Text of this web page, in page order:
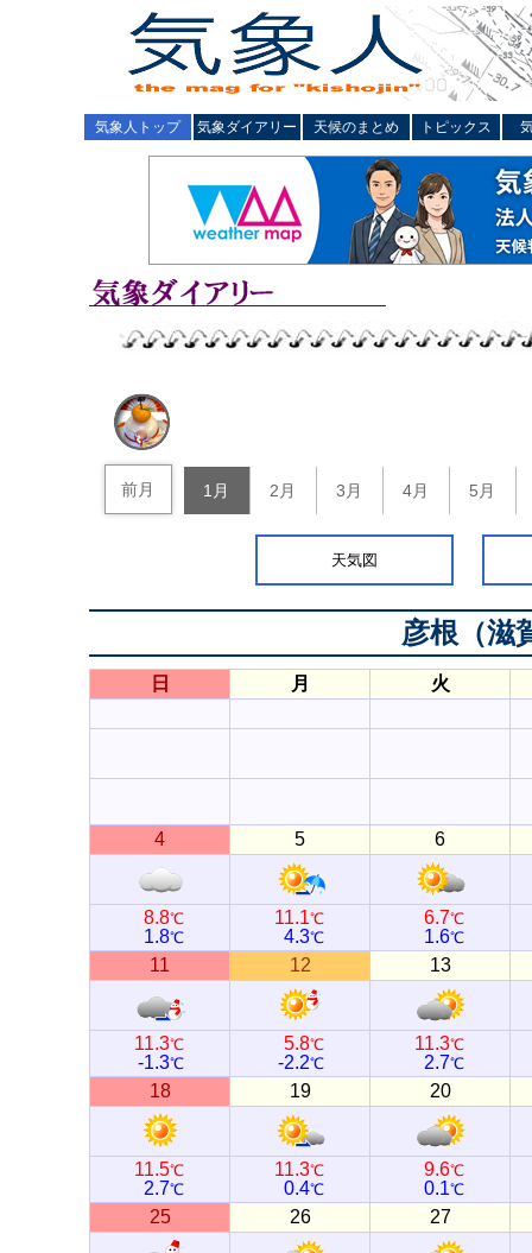
気象人トップ 気象ダイアリー 天候のまとめ トピックス
前月 1月 2月 3月 4月 5月
天気図
彦根（滋
日 月 火
4 5 6
8.8℃
1.8℃
11.1℃
4.3℃
6.7℃
1.6℃
11 12 13
11.3℃
-1.3℃
5.8℃
-2.2℃
11.3℃
2.7℃
18 19 20
11.5℃
2.7℃
11.3℃
0.4℃
9.6℃
0.1℃
25 26 27